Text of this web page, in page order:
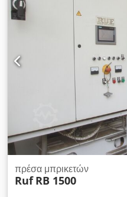
καθαρή τιμή: 49.000 ευρώ
λειτουργίας, καθαρή τιμή:
6.800 ώρες λειτουργίας,
2021, 13.000 ώρες
Lignum R4 2021, 13.000 ώρες
59.000 ευρώ Lignum R4
καθαρή τιμή: 59.000 ευρώ
λειτουργίας, καθαρή τιμή:
διατίθεται αυτόματο
Crjdpfxox Ap Iys An Eef
πρέσα μπρικετών
Ruf RB 1500